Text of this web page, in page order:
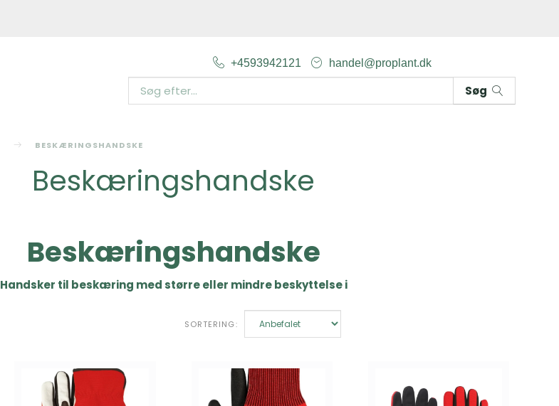
+4593942121 handel@proplant.dk
Søg
BESKÆRINGSHANDSKE
Beskæringshandske
Beskæringshandske
Handsker til beskæring med større eller mindre beskyttelse i
SORTERING: